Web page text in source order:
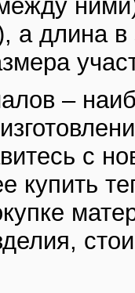
а длина в
–
с
купить